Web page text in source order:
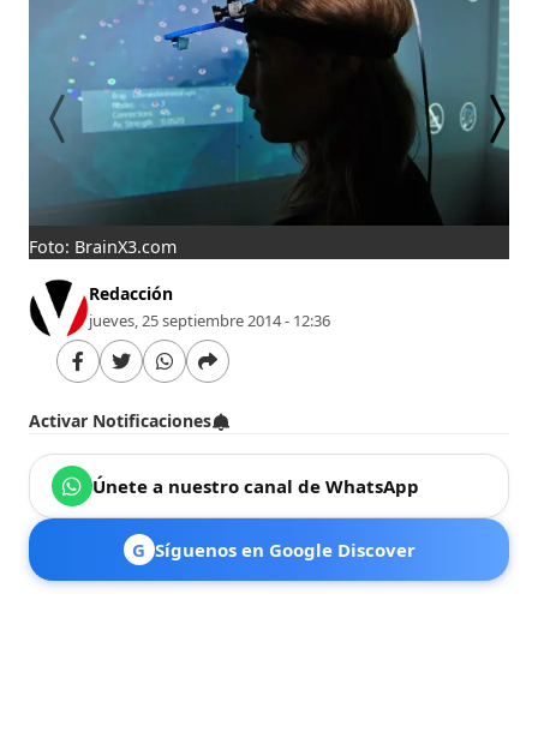
Foto: BrainX3.com
Redacción
jueves, 25 septiembre 2014 - 12:36
Activar Notificaciones
Únete a nuestro canal de WhatsApp
G Síguenos en Google Discover